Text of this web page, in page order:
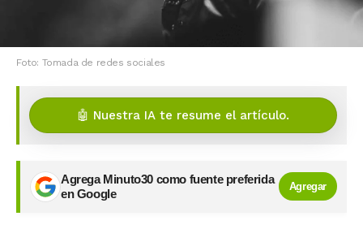
Foto: Tomada de redes sociales
🤖 Nuestra IA te resume el artículo.
Agrega Minuto30 como fuente preferida
en Google
Agregar